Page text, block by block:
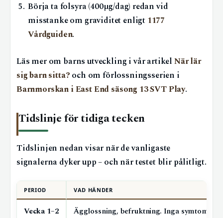
Börja ta folsyra (400 µg/dag) redan vid
misstanke om graviditet enligt 1177
Vårdguiden.
Läs mer om barns utveckling i vår artikel När lär
sig barn sitta? och om förlossningsserien i
Barnmorskan i East End säsong 13 SVT Play.
Tidslinje för tidiga tecken
Tidslinjen nedan visar när de vanligaste
signalerna dyker upp – och när testet blir pålitligt.
PERIOD VAD HÄNDER
Vecka 1–2 Ägglossning, befruktning. Inga symtom.